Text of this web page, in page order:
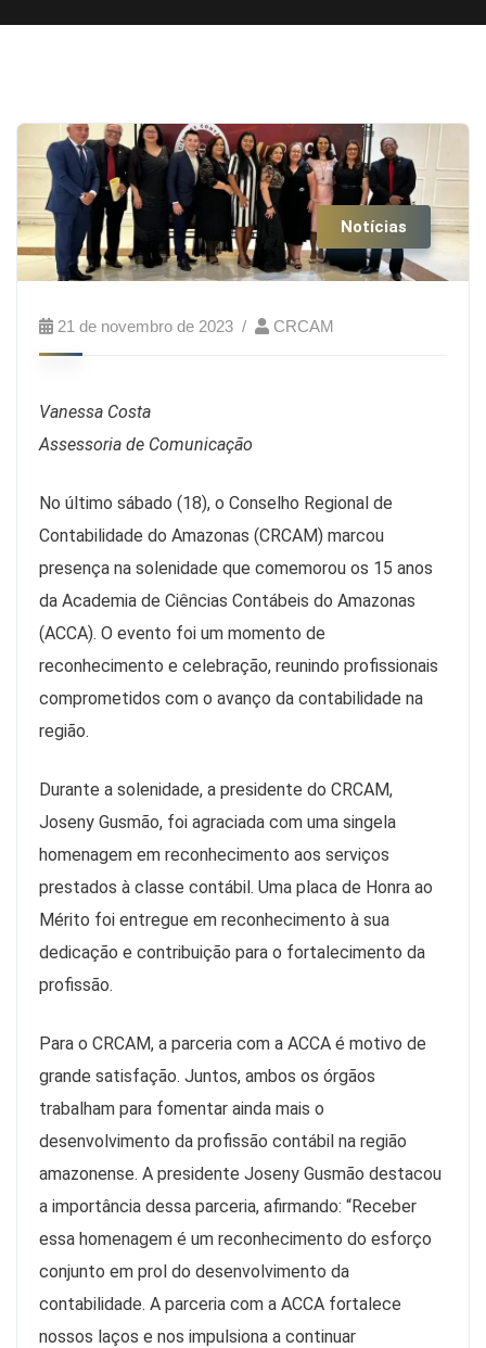
Notícias
21 de novembro de 2023 CRCAM
Vanessa Costa
Assessoria de Comunicação
No último sábado (18), o Conselho Regional de
Contabilidade do Amazonas (CRCAM) marcou
presença na solenidade que comemorou os 15 anos
da Academia de Ciências Contábeis do Amazonas
(ACCA). O evento foi um momento de
reconhecimento e celebração, reunindo profissionais
comprometidos com o avanço da contabilidade na
região.
Durante a solenidade, a presidente do CRCAM,
Joseny Gusmão, foi agraciada com uma singela
homenagem em reconhecimento aos serviços
prestados à classe contábil. Uma placa de Honra ao
Mérito foi entregue em reconhecimento à sua
dedicação e contribuição para o fortalecimento da
profissão.
Para o CRCAM, a parceria com a ACCA é motivo de
grande satisfação. Juntos, ambos os órgãos
trabalham para fomentar ainda mais o
desenvolvimento da profissão contábil na região
amazonense. A presidente Joseny Gusmão destacou
a importância dessa parceria, afirmando: “Receber
essa homenagem é um reconhecimento do esforço
conjunto em prol do desenvolvimento da
contabilidade. A parceria com a ACCA fortalece
nossos laços e nos impulsiona a continuar